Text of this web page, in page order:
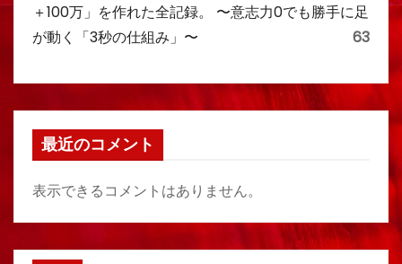
＋100万」を作れた全記録。 〜意志力0でも勝手に足
が動く「3秒の仕組み」〜
63
最近のコメント
表示できるコメントはありません。